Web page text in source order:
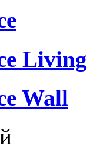
Living
Wall